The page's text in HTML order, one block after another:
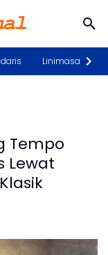
Linimasa
Tempo
Lewat